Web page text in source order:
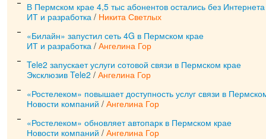
В Пермском крае 4,5 тыс абонентов остались без
ИТ и разработка / Никита Светлых
«Билайн» запустил сеть 4G в Пермском крае
ИТ и разработка / Ангелина Гор
Tele2 запускает услуги сотовой связи в Пермском крае
Эксклюзив Tele2 / Ангелина Гор
«Ростелеком» повышает доступность услуг связи в
Новости компаний / Ангелина Гор
«Ростелеком» обновляет автопарк в Пермском крае
Новости компаний / Ангелина Гор